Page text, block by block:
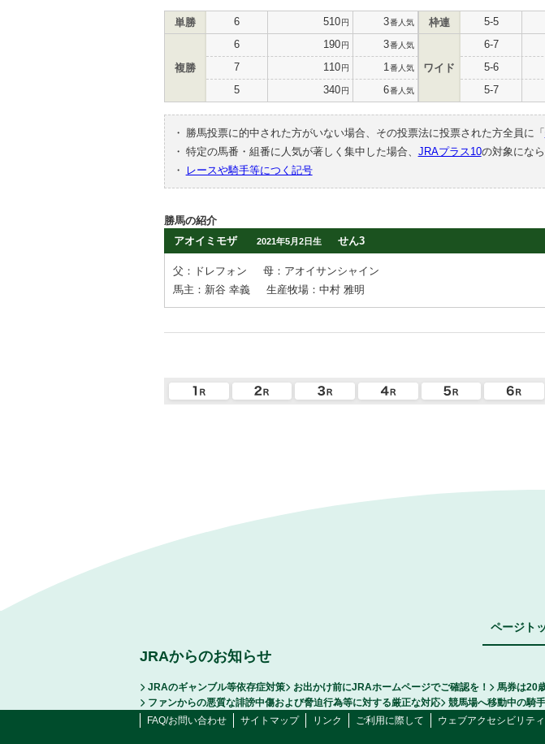
単勝 6 510円 3番人気
複勝
6 190円 3番人気
7 110円 1 番人気
5 340円 6番人気
枠連 5-5
ワイド
6-7
5-6
5-7
・ 勝馬投票に的中された方がいない場合、その投票法に投票された方全員に「
・ 特定の馬番・組番に人気が著しく集中した場合、 JRAプラス10の対象にな
・
レースや騎手等につく記号
勝馬の紹介
アオイミモザ
2021年5月2日生 せん3
父：ドレフォン
母：アオイサンシャイン
馬主：新谷 幸義
生産牧場：中村 雅明
ページト
JRAからのお知らせ
JRAのギャンブル等依存症対策 お出かけ前にJRAホームページでご確認を！ 馬券は20
ファンからの悪質な誹謗中傷および脅迫行為等に対する厳正な対応
競馬場へ移動中の騎
FAQ/お問い合わせ
サイトマップ リンク ご利用に際して ウェブアクセシビリテ